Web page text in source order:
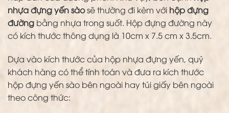
nhựa đựng yến sàosẽ thường đi kèm với hộp đựng
đường bằng nhựa trong suốt. Hộp đựng đường này
có kích thước thông dụng là 10cm x 7.5 cm x 3.5cm.
Dựa vào kích thước của hộp nhựa đựng yến, quý
khách hàng có thể tính toán và đưa ra kích thước
hộp đựng yến sào bên ngoài hay túi giấy bên ngoài
theo công thức: